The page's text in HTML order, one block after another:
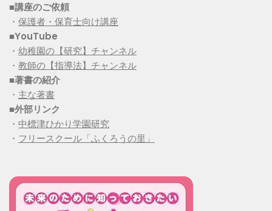
■講座のご依頼
・ 保護者・保育士向け講座
■YouTube
・ 幼稚園の【研究】チャンネル
・ 教師の【指導法】チャンネル
■著書の紹介
・ 主な著書
■外部リンク
・ 中標津ひかり学園研究
・ フリースクール「ふくろうの里」